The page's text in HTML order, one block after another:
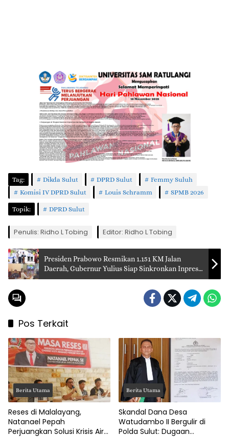
Tag: Dikda Sulut DPRD Sulut
Femmy Suluh
Komisi IV DPRD Sulut
Louis Schramm SPMB 2026
Topik: DPRD Sulut
Penulis: Ridho L Tobing Editor: Ridho L Tobing
Presiden Prabowo Resmikan 1.151 KM Jalan
Daerah, Gubernur Yulius Siap Sinkronkan Inpres
di Sulut
Pos Terkait
Berita Utama
Reses di Malalayang,
Natanael Pepah
Perjuangkan Solusi Krisis Air
Berita Utama
Skandal Dana Desa
Watudambo II Bergulir di
Polda Sulut: Dugaan